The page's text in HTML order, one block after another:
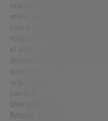
reales. La IA puede mitigar
mano de obra y
como la agricultura podrían
robótica en la próxima
el alto consumo energético
desarrollo de data centers
sobre recursos como el
carrera.
Una conversación
futuro) de la IA